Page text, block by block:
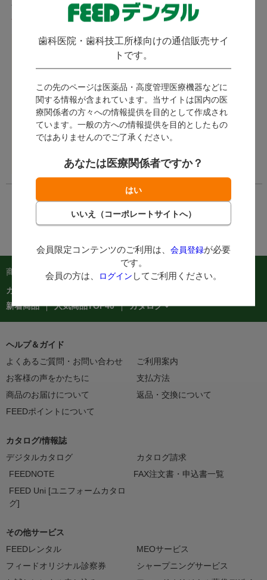
歯科医院・歯科技工所様向けの通信販売サイ
トです。
この先のページは医薬品・高度管理医療機器などに
関する情報が含まれています。当サイトは国内の医
療関係者の方々への情報提供を目的として作成され
ています。一般の方への情報提供を目的としたもの
ではありませんのでご了承ください。
あなたは医療関係者ですか？
会員限定コンテンツのご利用は、 会員登録が必要
です。
会員の方は、
ログイン してご利用ください。
ナンス不要の使い捨て人工蘇生
器。
発送：
会員限定コンテンツ
のご利用は、会員登
録が必要です。
会員の方は、ログイ
ンしてご利用くださ
商品を探す：
カテゴリーから探す
新着商品
人気商品TOP40 カタログ
ヘルプ＆ガイド
よくあるご質問・お問い合わせ
ご利用案内
お客様の声をかたちに
支払方法
商品のお届けについて
返品・交換について
FEEDポイントについて
カタログ/情報誌
デジタルカタログ
カタログ請求
FEEDNOTE
FAX注文書・申込書一覧
FEED Uni [ユニフォームカタロ
グ]
その他サービス
FEEDレンタル
MEOサービス
フィードオリジナル診察券
シャープニングサービス